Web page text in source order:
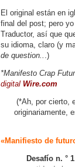
El original están en
final del post; pero
Traductor, así que
su idioma, claro (y
de question..
.)
*Manifesto Crap
digital Wire.com
(*Ah, por cierto,
originariamente,
«Manifiesto de
Desafío n. °